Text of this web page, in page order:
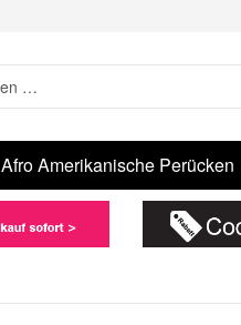
Afro Amerikanische Perücken